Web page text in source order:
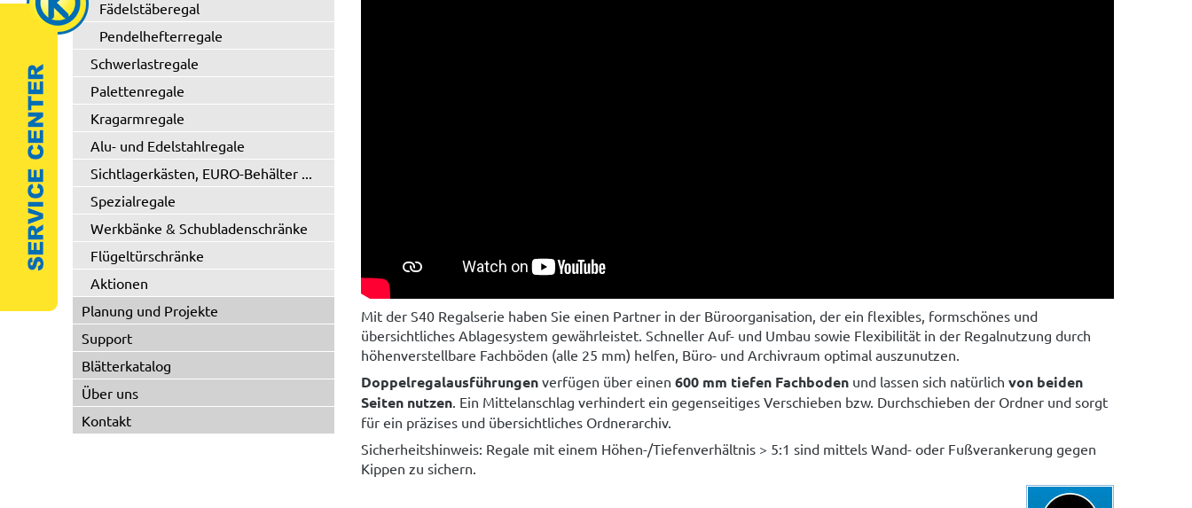
Fädelstäberegal
Pendelhefterregale
Schwerlastregale
Palettenregale
Kragarmregale
Alu- und Edelstahlregale
Sichtlagerkästen, EURO-Behälter ...
Spezialregale
Werkbänke & Schubladenschränke
Flügeltürschränke
Aktionen
Planung und Projekte
Support
Blätterkatalog
Über uns
Kontakt
Mit der S40 Regalserie haben Sie einen Partner in der Büroorganisation, der ein flexibles, formschönes und
übersichtliches Ablagesystem gewährleistet. Schneller Auf- und Umbau sowie Flexibilität in der Regalnutzung durch
höhenverstellbare Fachböden (alle 25 mm) helfen, Büro- und Archivraum optimal auszunutzen.
Doppelregalausführungenverfügen über einen 600 mm tiefen Fachbodenund lassen sich natürlich von beiden
Seiten nutzen. Ein Mittelanschlag verhindert ein gegenseitiges Verschieben bzw. Durchschieben der Ordner und sorgt
für ein präzises und übersichtliches Ordnerarchiv.
Sicherheitshinweis: Regale mit einem Höhen-/Tiefenverhältnis > 5:1 sind mittels Wand- oder Fußverankerung gegen
Kippen zu sichern.